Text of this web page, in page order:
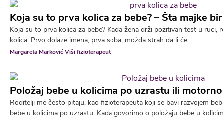
Koja su to prva kolica za bebe? – Šta majke
Koja su to prva kolica za bebe? Kada žena drži pozitivan test u ruci,
kolica. Prvo dolaze imena, prva soba, možda strah da li će...
Margareta Marković Viši fizioterapeut
Položaj bebe u kolicima po uzrastu ili
Roditelji me često pitaju, kao fizioterapeuta koji se bavi razvojem
bebe u kolicima po uzrastu. Kada govorimo o položaju bebe u